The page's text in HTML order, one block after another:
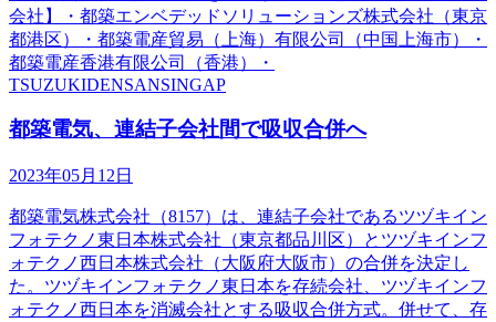
会社】・都築エンベデッドソリューションズ株式会社（東京
都港区）・都築電産貿易（上海）有限公司（中国上海市）・
都築電産香港有限公司（香港）・
TSUZUKIDENSANSINGAP
都築電気、連結子会社間で吸収合併へ
2023年05月12日
都築電気株式会社（8157）は、連結子会社であるツヅキイン
フォテクノ東日本株式会社（東京都品川区）とツヅキインフ
ォテクノ西日本株式会社（大阪府大阪市）の合併を決定し
た。ツヅキインフォテクノ東日本を存続会社、ツヅキインフ
ォテクノ西日本を消滅会社とする吸収合併方式。併せて、存